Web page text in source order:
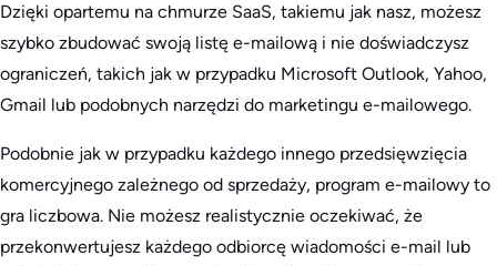
Dzięki opartemu na chmurze SaaS, takiemu jak nasz, możesz
szybko zbudować swoją listę e-mailową i nie doświadczysz
ograniczeń, takich jak w przypadku Microsoft Outlook, Yahoo,
Gmail lub podobnych narzędzi do marketingu e-mailowego.
Podobnie jak w przypadku każdego innego przedsięwzięcia
komercyjnego zależnego od sprzedaży, program e-mailowy to
gra liczbowa. Nie możesz realistycznie oczekiwać, że
przekonwertujesz każdego odbiorcę wiadomości e-mail lub